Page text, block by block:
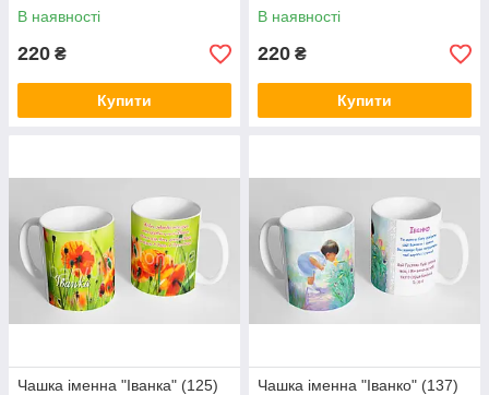
В наявності
220 ₴
Купити
В наявності
220 ₴
Купити
Чашка іменна "Іванка" (125)
Чашка іменна "Іванко" (137)